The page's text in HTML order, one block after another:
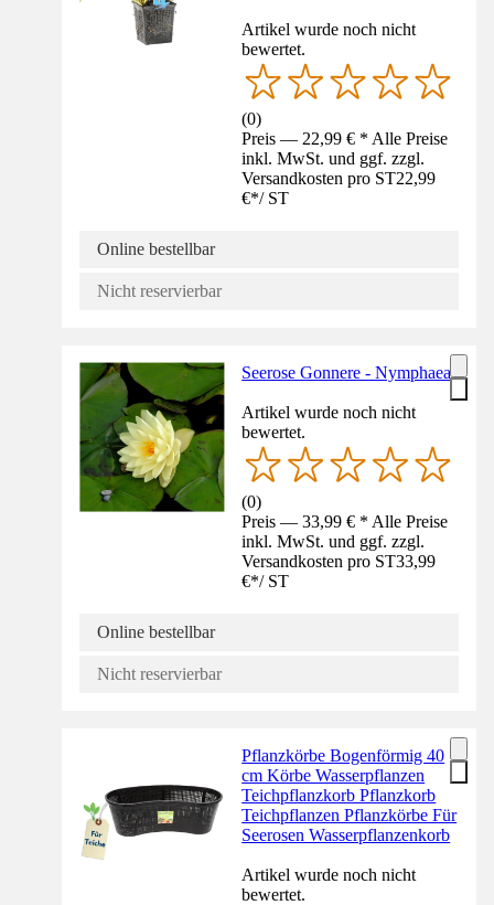
Artikel wurde noch nicht
bewertet.
(0)
Preis — 22,99 € * Alle Preise
inkl. MwSt. und ggf. zzgl.
Versandkosten pro ST22,99
€*/ ST
Online bestellbar
Nicht reservierbar
Seerose Gonnere - Nymphaea
Artikel wurde noch nicht
bewertet.
(0)
Preis — 33,99 € * Alle Preise
inkl. MwSt. und ggf. zzgl.
Versandkosten pro ST33,99
€*/ ST
Online bestellbar
Nicht reservierbar
Pflanzkörbe Bogenförmig 40
cm Körbe Wasserpflanzen
Teichpflanzkorb Pflanzkorb
Teichpflanzen Pflanzkörbe Für
Seerosen Wasserpflanzenkorb
Artikel wurde noch nicht
bewertet.